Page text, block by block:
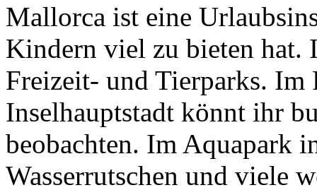
Mallorca ist eine
Kindern viel zu bieten hat.
Freizeit- und Tierparks. Im
Inselhauptstadt könnt ihr
beobachten. Im Aquapark
Wasserrutschen und viele